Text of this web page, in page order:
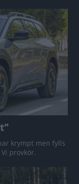
krympt men fylls
provkör.